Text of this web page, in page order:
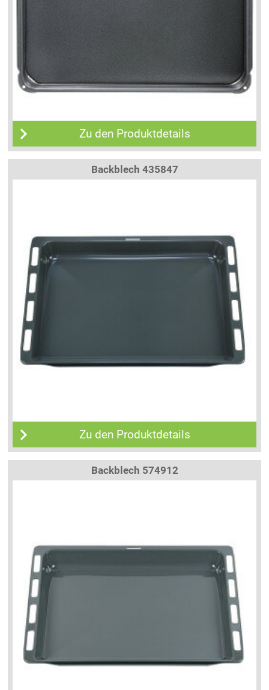
Zu den Produktdetails
Backblech 435847
Zu den Produktdetails
Backblech 574912